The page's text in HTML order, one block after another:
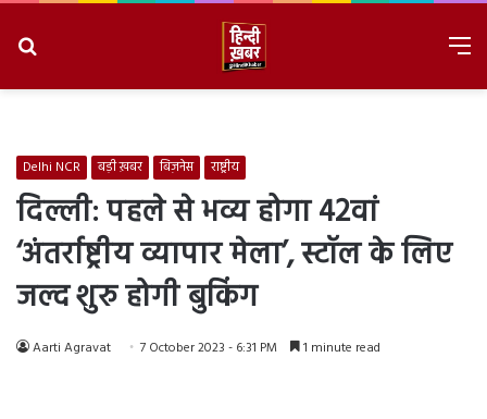
Delhi NCR बड़ी ख़बर बिज़नेस राष्ट्रीय
दिल्ली: पहले से भव्य होगा 42वां
‘अंतर्राष्ट्रीय व्यापार मेला’, स्टॉल के लिए
जल्द शुरु होगी बुकिंग
Aarti Agravat 7 October 2023 - 6:31 PM 1 minute read